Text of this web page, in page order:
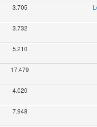
3.705
3.732
5.210
17.479
4.020
7.948